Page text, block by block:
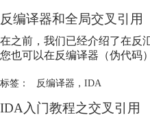
反编译器和全局交叉引用
在之前，我们已经介绍了在反
您也可以在反编译器（伪代码
标签： 反编译器 ， IDA
IDA 入门教程之交叉引用